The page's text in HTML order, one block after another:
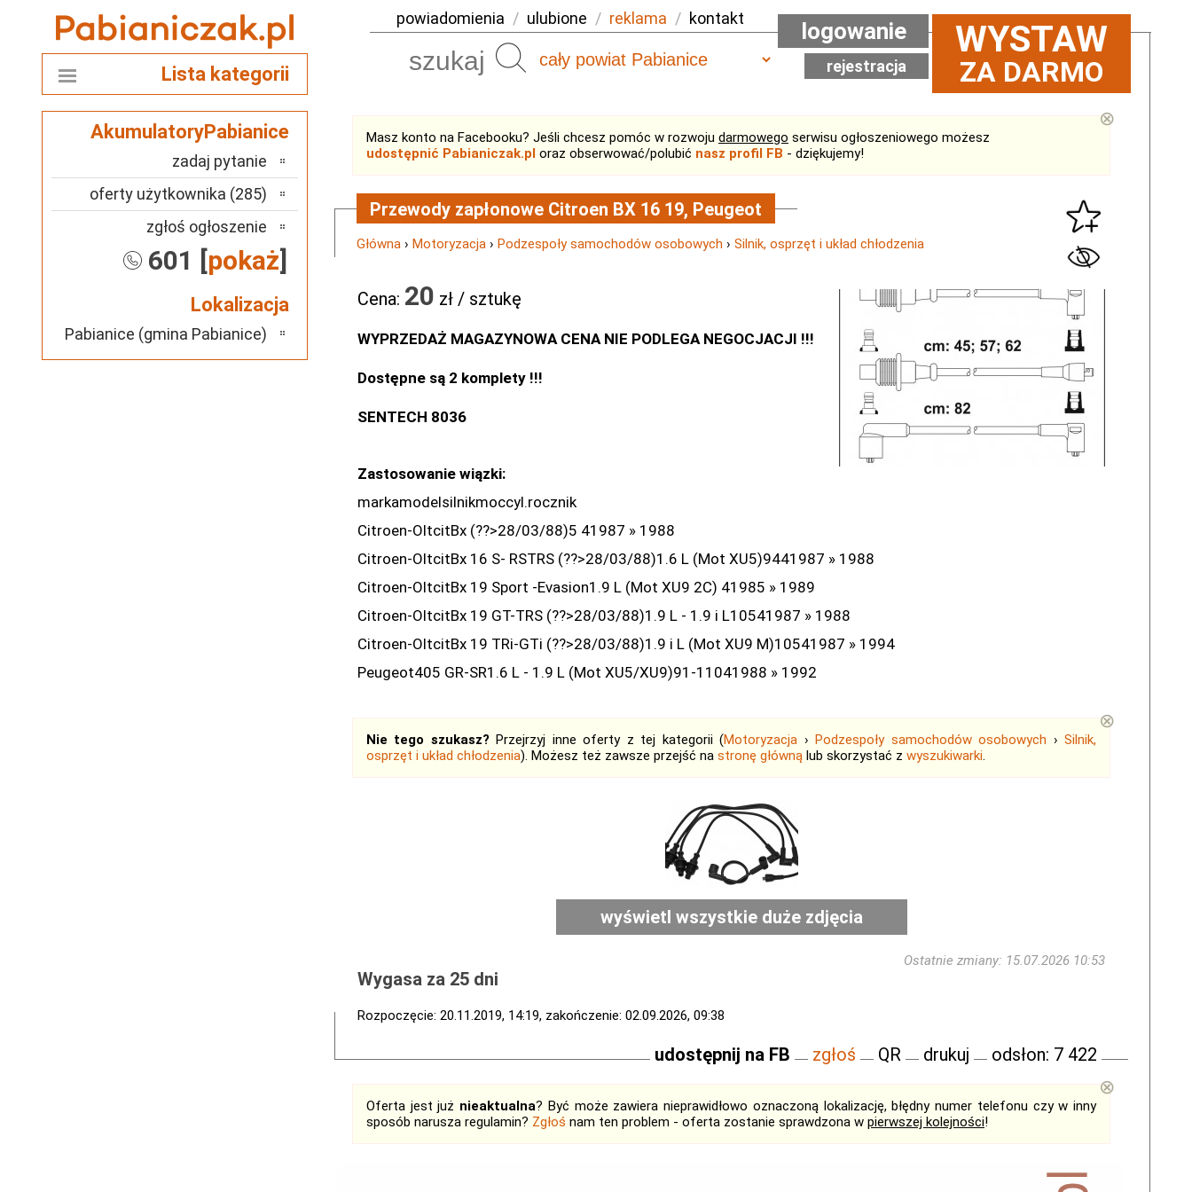
powiadomienia / ulubione / reklama / kontakt
Szukaj WYSTAW
ZA DARMO
logowanie
rejestracja
Masz konto na Facebooku? Jeśli chcesz pomóc w rozwoju darmowego serwisu ogłoszeniowego możesz
udostępnić Pabianiczak.pl oraz obserwować/polubić nasz profil FB - dziękujemy!
⊗
Przewody zapłonowe Citroen BX 16 19, Peugeot
Główna › Motoryzacja › Podzespoły samochodów osobowych › Silnik, osprzęt i układ chłodzenia
Cena: 20 zł / sztukę
WYPRZEDAŻ MAGAZYNOWA CENA NIE PODLEGA NEGOCJACJI !!!
Dostępne są 2 komplety !!!
SENTECH 8036
Zastosowanie wiązki:
markamodelsilnikmoccyl.rocznik
Citroen-OltcitBx (??>28/03/88)5 41987 » 1988
Citroen-OltcitBx 16 S- RSTRS (??>28/03/88)1.6 L (Mot XU5)9441987 » 1988
Citroen-OltcitBx 19 Sport -Evasion1.9 L (Mot XU9 2C) 41985 » 1989
Citroen-OltcitBx 19 GT-TRS (??>28/03/88)1.9 L - 1.9 i L10541987 » 1988
Citroen-OltcitBx 19 TRi-GTi (??>28/03/88)1.9 i L (Mot XU9 M)10541987 » 1994
Peugeot405 GR-SR1.6 L - 1.9 L (Mot XU5/XU9)91-11041988 » 1992
Nie tego szukasz? Przejrzyj inne oferty z tej kategorii (Motoryzacja ›Podzespoły samochodów osobowych ›Silnik,
osprzęt i układ chłodzenia). Możesz też zawsze przejść na stronę główną lub skorzystać z wyszukiwarki.
⊗
wyświetl wszystkie duże zdjęcia
Ostatnie zmiany: 15.07.2026 10:53
Wygasa za 25 dni
Rozpoczęcie: 20.11.2019, 14:19, zakończenie: 02.09.2026, 09:38
udostępnij na FB zgłoś QR drukuj odsłon: 7 422
Oferta jest już nieaktualna? Być może zawiera nieprawidłowo oznaczoną lokalizację, błędny numer telefonu czy w inny
sposób narusza regulamin? Zgłoś nam ten problem - oferta zostanie sprawdzona w pierwszej kolejności!
⊗
Lista kategorii
AkumulatoryPabianice
zadaj pytanie
oferty użytkownika (285)
zgłoś ogłoszenie
601 [pokaż]
Lokalizacja
Pabianice (gmina Pabianice)